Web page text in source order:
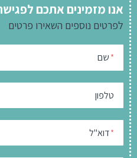
אנו מזמינים אתכם
לפרטים נוספים השאירו פרטים
* שם
טלפון
*דוא"ל